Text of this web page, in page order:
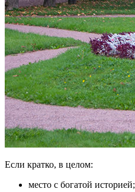
Если кратко, в целом:
место с богатой историей;